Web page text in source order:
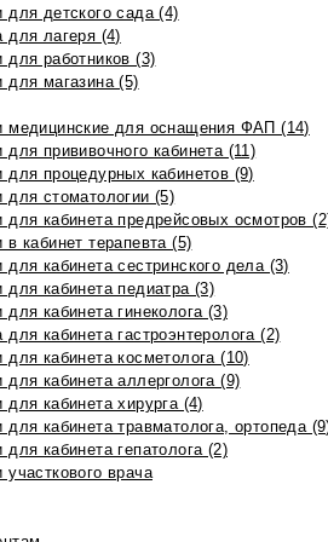
для детского сада (4)
для лагеря (4)
для работников (3)
для магазина (5)
медицинские для оснащения ФАП (14)
для прививочного кабинета (11)
для процедурных кабинетов (9)
для стоматологии (5)
для кабинета предрейсовых осмотров
в кабинет терапевта (5)
для кабинета сестринского дела (3)
для кабинета педиатра (3)
для кабинета гинеколога (3)
для кабинета гастроэнтеролога (2)
для кабинета косметолога (10)
для кабинета аллерголога (9)
для кабинета хирурга (4)
для кабинета травматолога, ортопеда
для кабинета гепатолога (2)
участкового врача